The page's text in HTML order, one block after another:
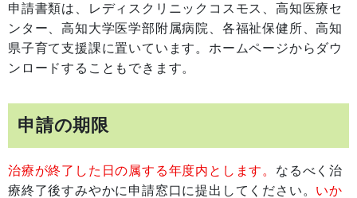
申請書類は、レディスクリニックコスモス、高知医療セ
ンター、高知大学医学部附属病院、各福祉保健所、高知
県子育て支援課に置いています。ホームページからダウ
ンロードすることもできます。
申請の期限
治療が終了した日の属する年度内とします。 なるべく治
療終了後すみやかに申請窓口に提出してください。 いか